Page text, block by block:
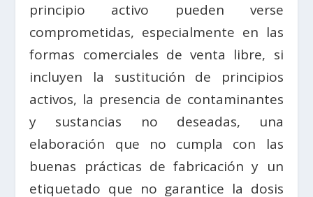
principio activo pueden verse
comprometidas, especialmente en las
formas comerciales de venta libre, si
incluyen la sustitución de principios
activos, la presencia de contaminantes
y sustancias no deseadas, una
elaboración que no cumpla con las
buenas prácticas de fabricación y un
etiquetado que no garantice la dosis